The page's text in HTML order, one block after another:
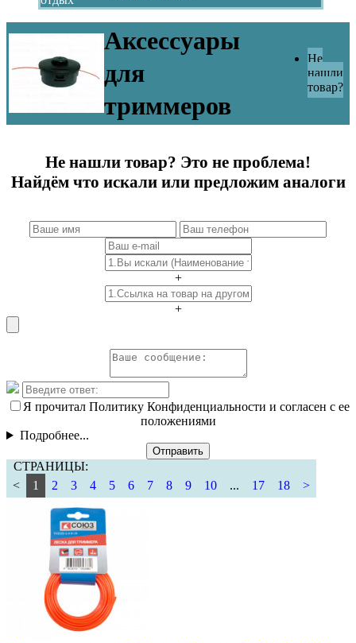
Аксессуары
для
триммеров
Не
нашли
товар?
Не нашли товар? Это не проблема!
Найдём что искали или предложим аналоги
+
+
Я прочитал Политику Конфиденциальности и согласен с ее
положениями
Подробнее...
Отправить
СТРАНИЦЫ:
<
1 2 3 4 5 6 7 8 9 10 ... 17 18 >